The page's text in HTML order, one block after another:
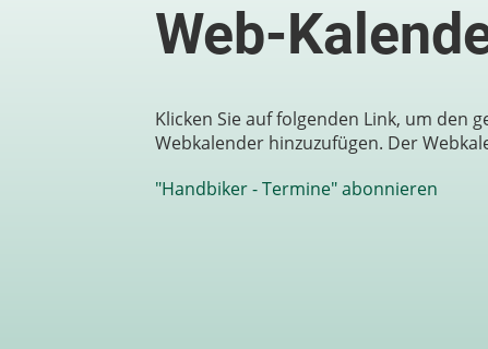
Web-
Klicken Sie auf folgenden Link, um den
Webkalender hinzuzufügen. Der
"Handbiker - Termine" abonnieren